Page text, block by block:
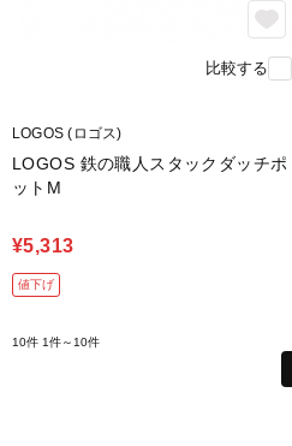
比較する
LOGOS (ロゴス)
LOGOS 鉄の職人スタックダッチポ
ットM
¥5,313
値下げ
10件 1件～10件